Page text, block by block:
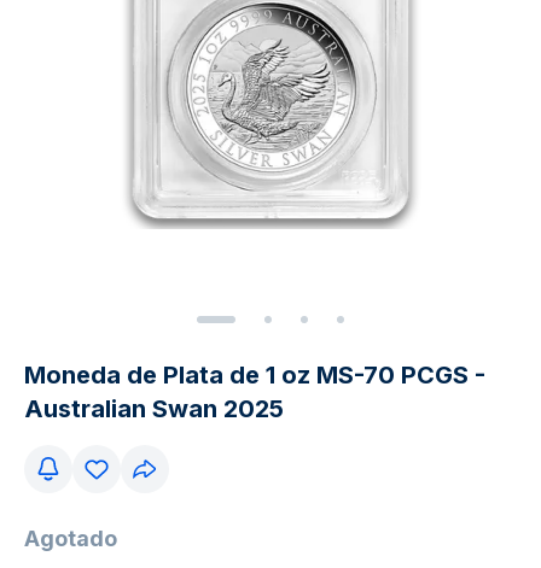
Moneda de Plata de 1 oz MS-70 PCGS -
Australian Swan 2025
Agotado